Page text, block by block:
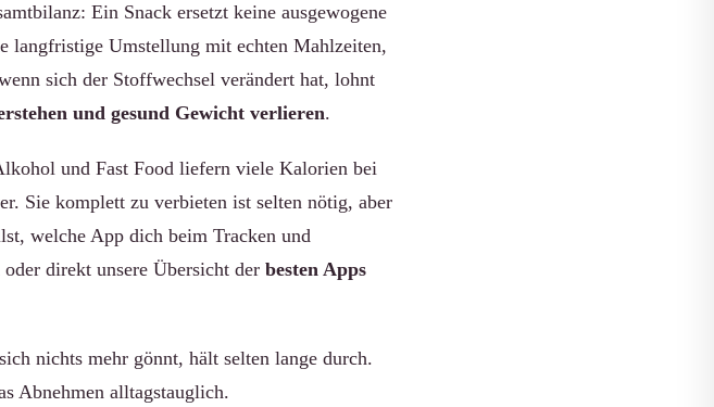
Ein Snack ersetzt keine ausgewogene
langfristige Umstellung mit echten Mahlzeiten,
sich der Stoffwechsel verändert hat, lohnt
und gesund Gewicht verlieren.
und Fast Food liefern viele Kalorien bei
Sie komplett zu verbieten ist selten nötig, aber
welche App dich beim Tracken und
oder direkt unsere Übersicht der besten Apps
nichts mehr gönnt, hält selten lange durch.
Abnehmen alltagstauglich.